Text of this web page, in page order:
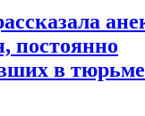
постоянно
в тюрьме